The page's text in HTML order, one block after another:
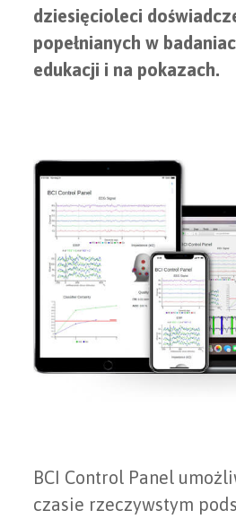
dziesięcioleci
popełnianych w
edukacji i na pokazach.
BCI Control Panel
czasie rzeczywstym